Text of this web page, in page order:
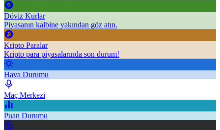
Döviz Kurlar
Piyasanın kalbine yakından göz atın.
Kripto Paralar
Kripto para piyasalarında son durum!
Hava Durumu
Maç Merkezi
Puan Durumu